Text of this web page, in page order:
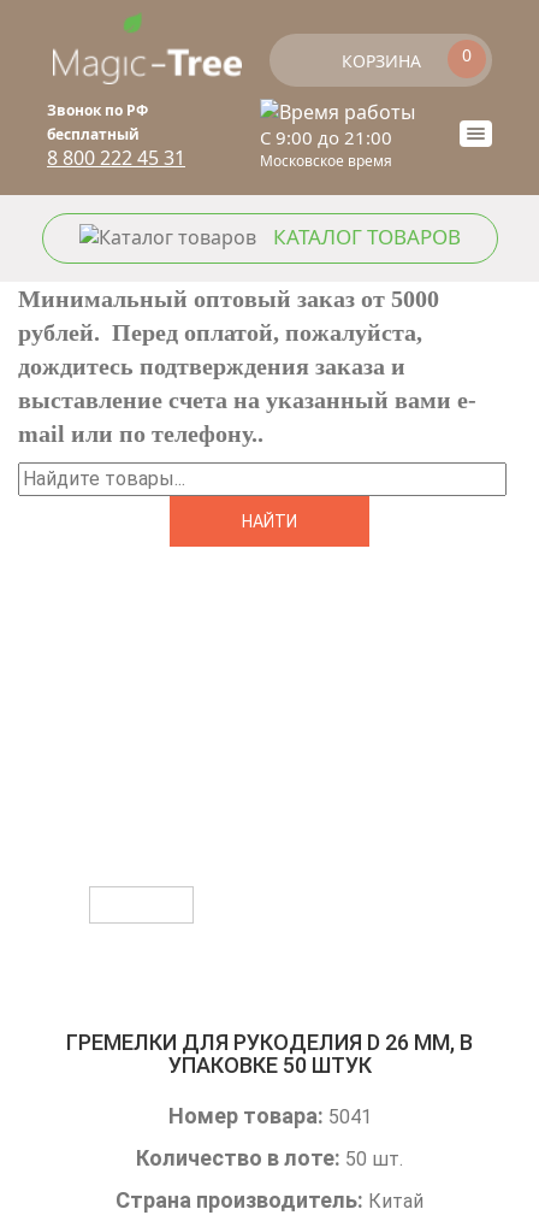
Перейти к основному содержанию
Звонок по РФ
бесплатный
8 800 222 45 31
C 9:00 до 21:00
Московское время
Toogle
КОРЗИНА 0
КАТАЛОГ ТОВАРОВ
Минимальный оптовый заказ от 5000
рублей. Перед оплатой, пожалуйста,
дождитесь подтверждения заказа и
выставление счета на указанный вами e-
mail или по телефону..
Найти
ГРЕМЕЛКИ ДЛЯ РУКОДЕЛИЯ D 26 ММ, В
УПАКОВКЕ 50 ШТУК
Номер товара: 5041
Количество в лоте: 50 шт.
Страна производитель: Китай